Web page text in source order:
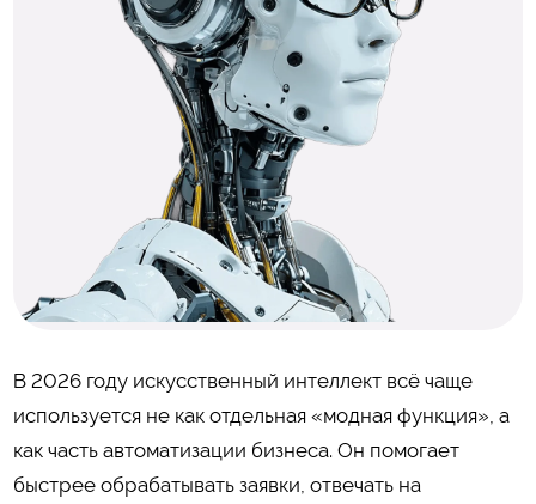
В 2026 году искусственный интеллект всё чаще
используется не как отдельная «модная функция», а
как часть автоматизации бизнеса. Он помогает
быстрее обрабатывать заявки, отвечать на